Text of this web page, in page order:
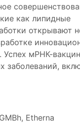
как липидные
открывают
Успех мРНК-
заболеваний,
Etherna